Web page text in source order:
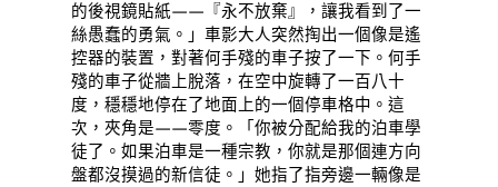
的後視鏡貼紙——『永不放棄』，讓我看到了一
絲愚蠢的勇氣。」車影大人突然掏出一個像是遙
控器的裝置，對著何手殘的車子按了一下。何手
殘的車子從牆上脫落，在空中旋轉了一百八十
度，穩穩地停在了地面上的一個停車格中。這
次，夾角是——零度。「你被分配給我的泊車學
徒了。如果泊車是一種宗教，你就是那個連方向
盤都沒摸過的新信徒。」她指了指旁邊一輛像是